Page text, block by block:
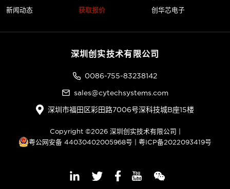
新闻动态
获取报价
创华芯电子
深圳创实技术有限公司
0086-755-83238142
sales@cytechsystems.com
深圳市福田区彩田路7006号深科技城B座15楼
Copyright ©2026 深圳创实技术有限公司 |
粤公网安备 44030402005968号 | 粤ICP备2022093419号